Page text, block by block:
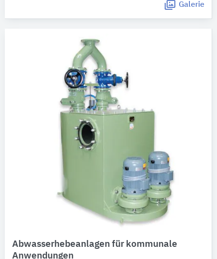
Galerie
Abwasserhebeanlagen für kommunale
Anwendungen